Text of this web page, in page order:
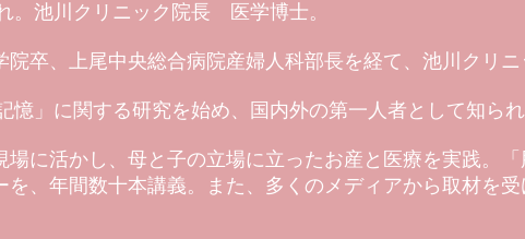
。池川クリニック院長 医学博士。
卒、上尾中央総合病院産婦人科部長を経て、池川クリニ
憶」に関する研究を始め、国内外の第一人者として知られ
場に活かし、母と子の立場に立ったお産と医療を実践。
を、年間数十本講義。また、多くのメディアから取材を受